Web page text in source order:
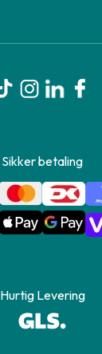
Sikker betaling
Hurtig Levering